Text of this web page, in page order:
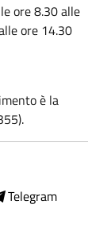
ore 8.30 alle
ore 14.30
è la
Telegram